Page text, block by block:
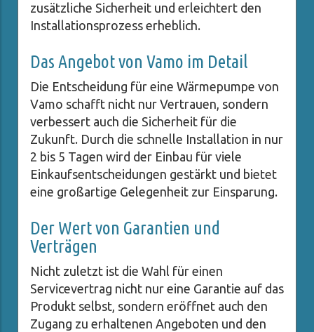
zusätzliche Sicherheit und erleichtert den
Installationsprozess erheblich.
Das Angebot von Vamo im Detail
Die Entscheidung für eine Wärmepumpe von
Vamo schafft nicht nur Vertrauen, sondern
verbessert auch die Sicherheit für die
Zukunft. Durch die schnelle Installation in nur
2 bis 5 Tagen wird der Einbau für viele
Einkaufsentscheidungen gestärkt und bietet
eine großartige Gelegenheit zur Einsparung.
Der Wert von Garantien und
Verträgen
Nicht zuletzt ist die Wahl für einen
Servicevertrag nicht nur eine Garantie auf das
Produkt selbst, sondern eröffnet auch den
Zugang zu erhaltenen Angeboten und den